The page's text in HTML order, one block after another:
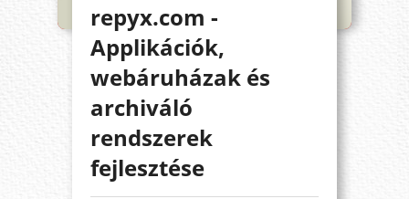
repyx.com -
Applikációk,
webáruházak és
archiváló
rendszerek
fejlesztése